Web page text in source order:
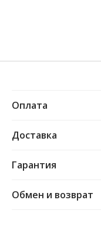
Оплата
Доставка
Гарантия
Обмен и возврат